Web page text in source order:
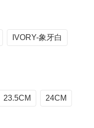
IVORY-象牙白
23.5CM 24CM